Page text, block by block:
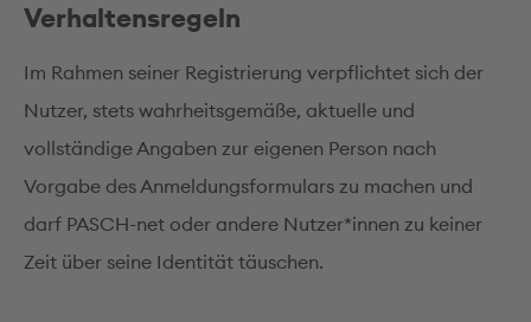
Verhaltensregeln
Im Rahmen seiner Registrierung verpflichtet sich der
Nutzer, stets wahrheitsgemäße, aktuelle und
vollständige Angaben zur eigenen Person nach
Vorgabe des Anmeldungsformulars zu machen und
darf PASCH-net oder andere Nutzer*innen zu keiner
Zeit über seine Identität täuschen.